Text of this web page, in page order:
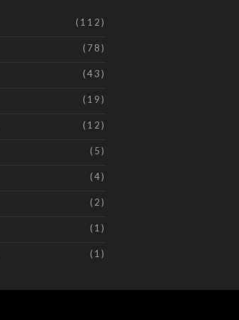
(112)
(78)
(43)
(19)
(12)
(5)
(4)
(2)
(1)
(1)